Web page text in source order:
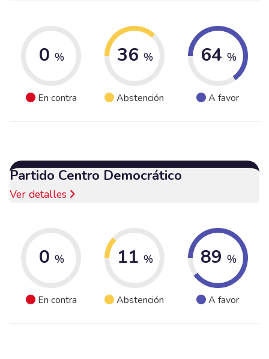
0 %
En contra
36 %
Abstención
64 %
A favor
Partido Centro Democrático
Ver detalles
0 %
En contra
11 %
Abstención
89 %
A favor